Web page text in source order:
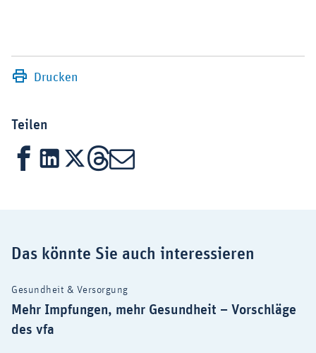
Drucken
Teilen
FacebookLinkedIn
X Threads
Mail
Das könnte Sie auch interessieren
Gesundheit & Versorgung
Mehr Impfungen, mehr Gesundheit – Vorschläge
des vfa